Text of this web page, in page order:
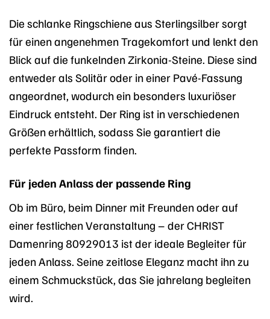
Die schlanke Ringschiene aus Sterlingsilber sorgt
für einen angenehmen Tragekomfort und lenkt den
Blick auf die funkelnden Zirkonia-Steine. Diese sind
entweder als Solitär oder in einer Pavé-Fassung
angeordnet, wodurch ein besonders luxuriöser
Eindruck entsteht. Der Ring ist in verschiedenen
Größen erhältlich, sodass Sie garantiert die
perfekte Passform finden.
Für jeden Anlass der passende Ring
Ob im Büro, beim Dinner mit Freunden oder auf
einer festlichen Veranstaltung – der CHRIST
Damenring 80929013 ist der ideale Begleiter für
jeden Anlass. Seine zeitlose Eleganz macht ihn zu
einem Schmuckstück, das Sie jahrelang begleiten
wird.